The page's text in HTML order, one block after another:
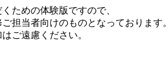
ための体験版ですので、
担当者向けのものとなっております。
ご遠慮ください。